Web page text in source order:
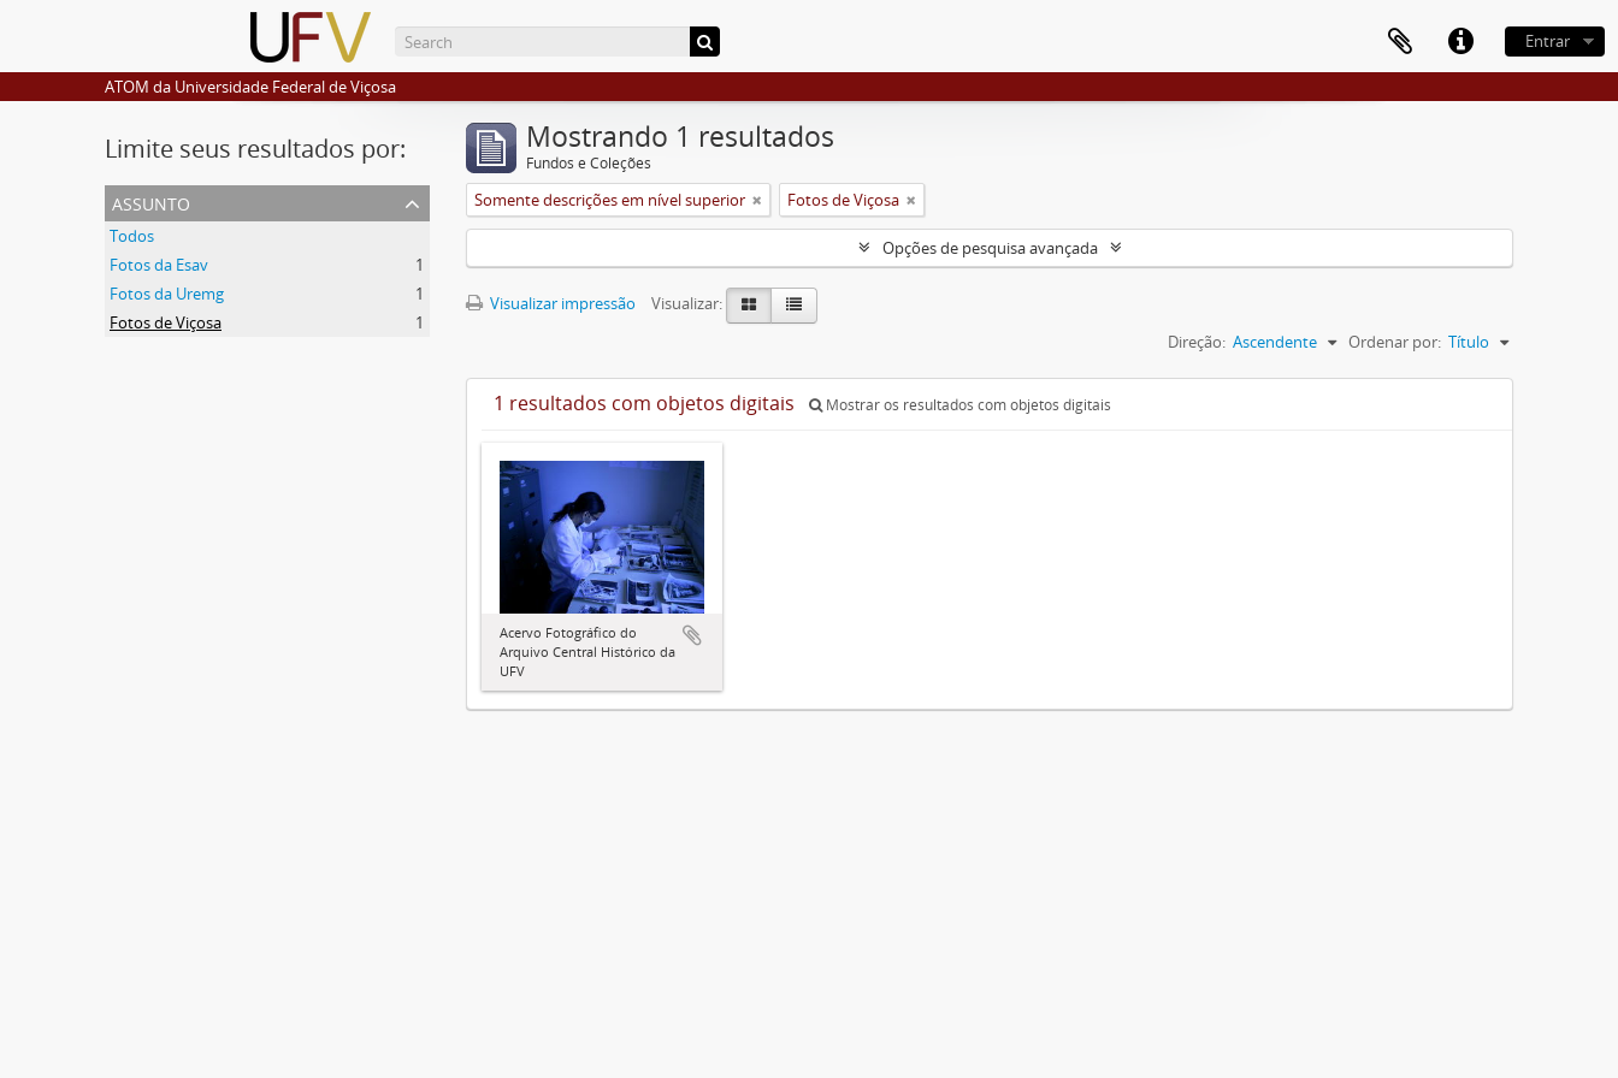
Entrar
ATOM da Universidade Federal de Viçosa
Limite seus resultados por:
assunto
Todos
Fotos da Esav
1
Fotos da Uremg
1
Fotos de Viçosa
1
Mostrando 1 resultados
Fundos e Coleções
Somente descrições em nível superior Fotos de Viçosa
Opções de pesquisa avançada
Visualizar impressão
Visualizar:
Ordenar por: Título
Direção: Ascendente
1 resultados com objetos digitais Mostrar os resultados com objetos digitais
Acervo Fotográfico do
Arquivo Central Histórico da
UFV